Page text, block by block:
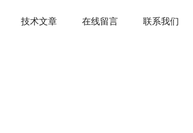
技术文章 在线留言 联系我们